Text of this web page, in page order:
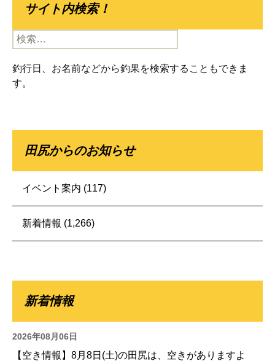
サイト内検索！
検
索:
釣行日、お名前などから釣果を検索することもできま
す。
田尻からのお知らせ
イベント案内 (117)
新着情報 (1,266)
新着情報
2026年08月06日
【空き情報】8月8日(土)の田尻は、空きがありますよ